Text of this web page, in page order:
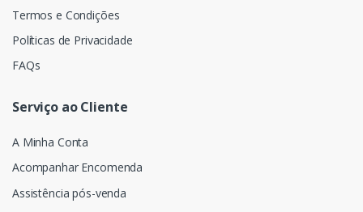
Termos e Condições
Políticas de Privacidade
FAQs
Serviço ao Cliente
A Minha Conta
Acompanhar Encomenda
Assistência pós-venda